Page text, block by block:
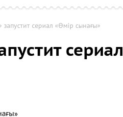
сериал «Өмір сынағы»
сериал